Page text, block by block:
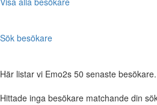
Sök besökare
Här listar vi Emo2s 50 senaste
Hittade inga besökare matchande din